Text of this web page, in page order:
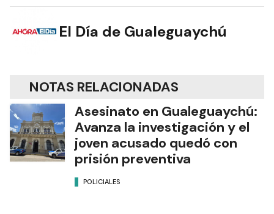
El Día de Gualeguaychú
NOTAS RELACIONADAS
Asesinato en Gualeguaychú:
Avanza la investigación y el
joven acusado quedó con
prisión preventiva
POLICIALES